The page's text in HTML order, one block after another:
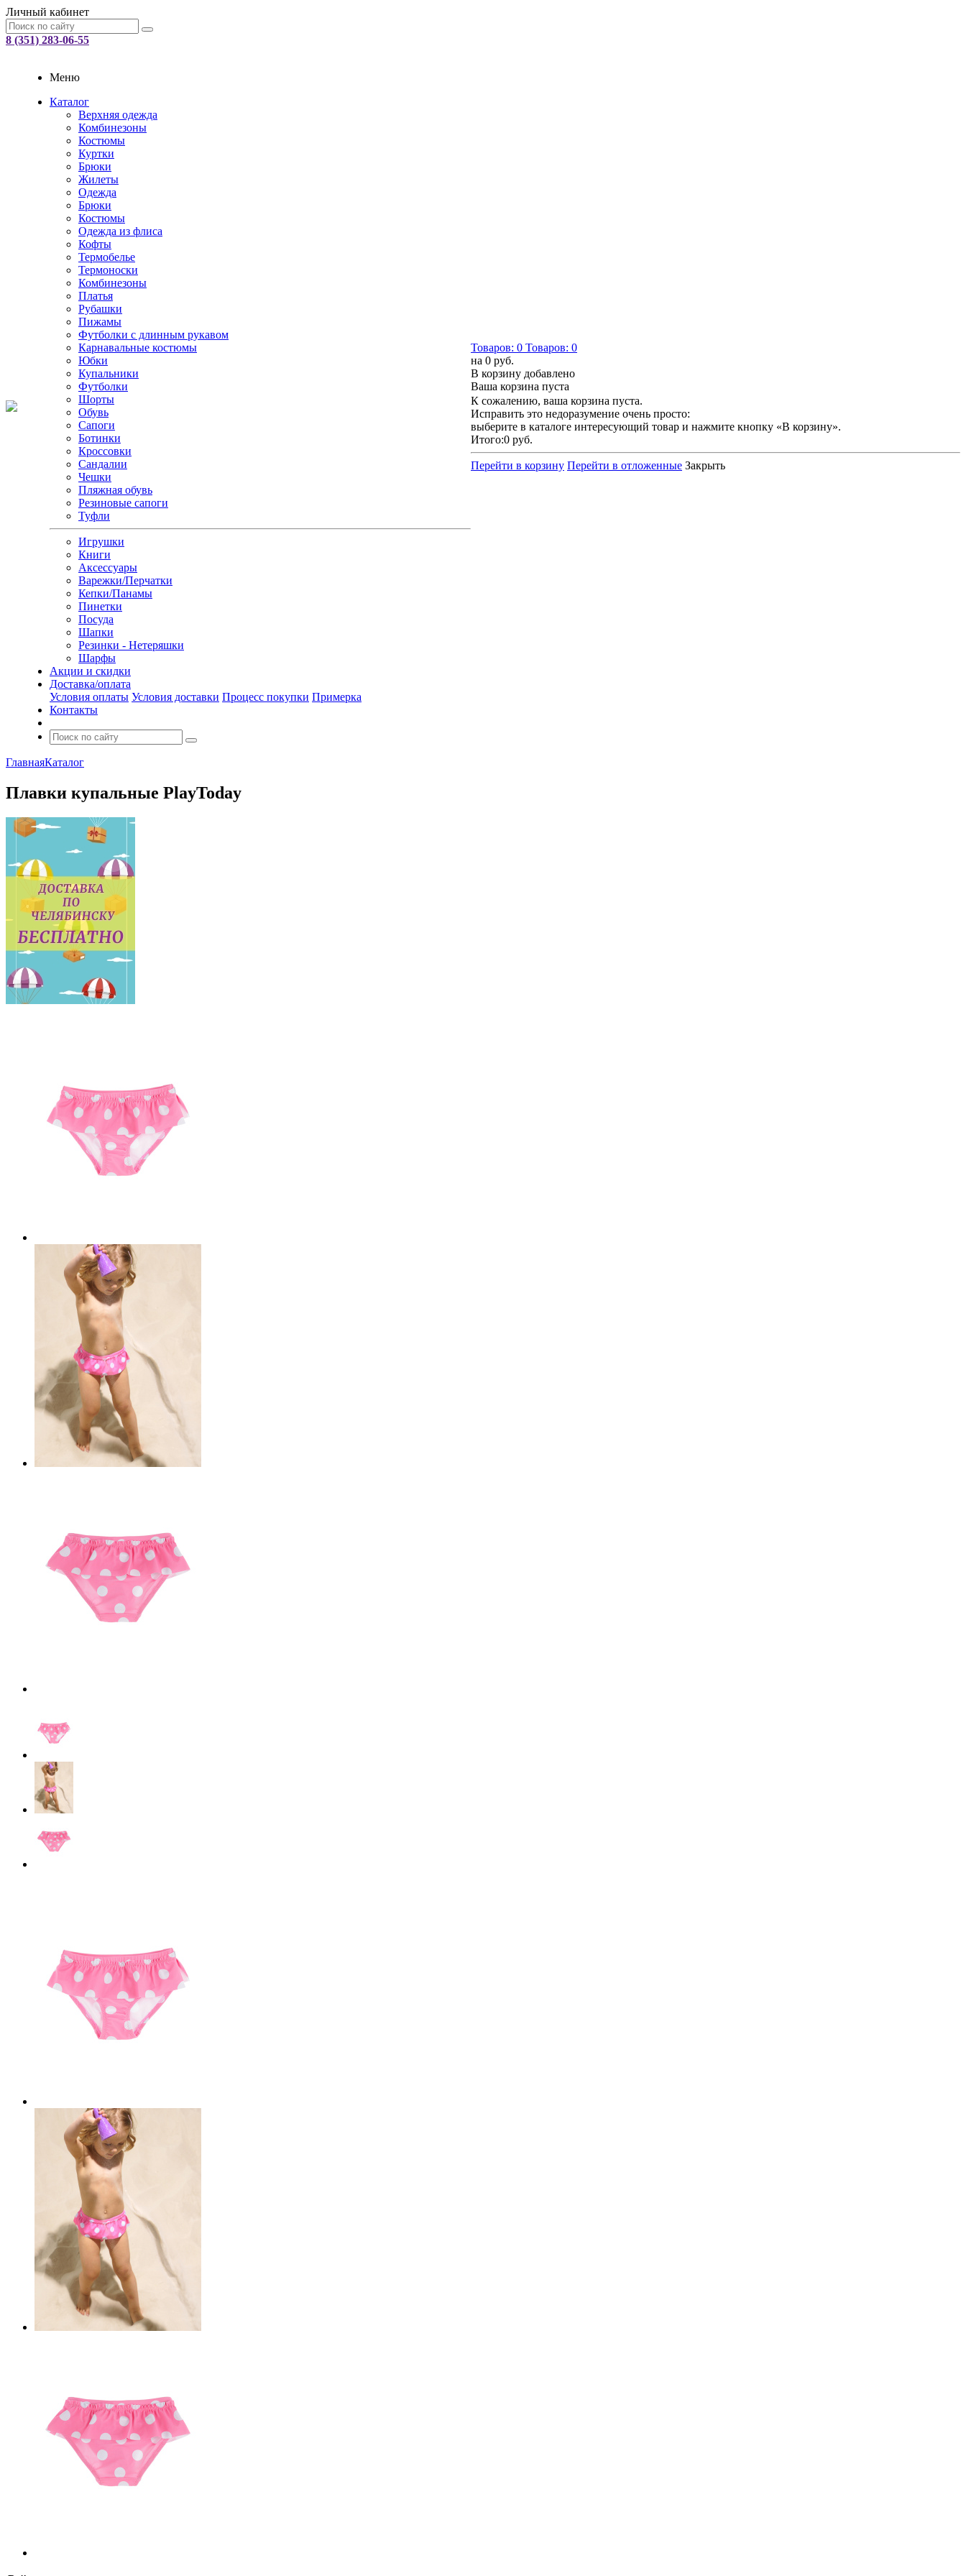
Личный кабинет
8 (351) 283-06-55
Меню
Каталог
Верхняя одежда
Комбинезоны
Костюмы
Куртки
Брюки
Жилеты
Одежда
Брюки
Костюмы
Одежда из флиса
Кофты
Термобелье
Термоноски
Комбинезоны
Платья
Рубашки
Пижамы
Футболки с длинным рукавом
Карнавальные костюмы
Юбки
Купальники
Футболки
Шорты
Обувь
Сапоги
Ботинки
Кроссовки
Сандалии
Чешки
Пляжная обувь
Резиновые сапоги
Туфли
Игрушки
Книги
Аксессуары
Варежки/Перчатки
Кепки/Панамы
Пинетки
Посуда
Шапки
Резинки - Нетеряшки
Шарфы
Акции и скидки
Доставка/оплата
Условия оплаты Условия доставки Процесс покупки Примерка
Контакты
Товаров: 0 Товаров: 0
на 0 руб.
В корзину добавлено
Ваша корзина пуста
К сожалению, ваша корзина пуста.
Исправить это недоразумение очень просто:
выберите в каталоге интересующий товар и нажмите кнопку «В корзину».
Итого:0 руб.
Перейти в корзину Перейти в отложенные Закрыть
ГлавнаяКаталог
Плавки купальные PlayToday